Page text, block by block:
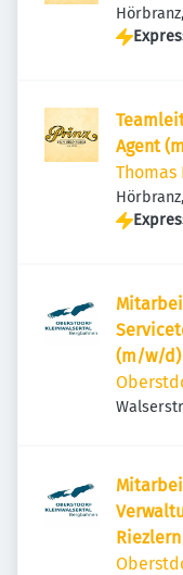
Agent
Thomas
(m/w/d)